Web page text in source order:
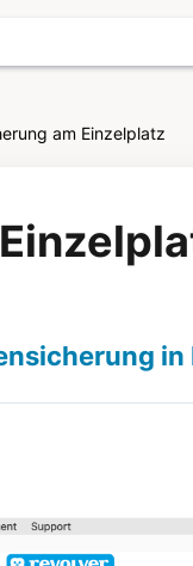
am Einzelplatz